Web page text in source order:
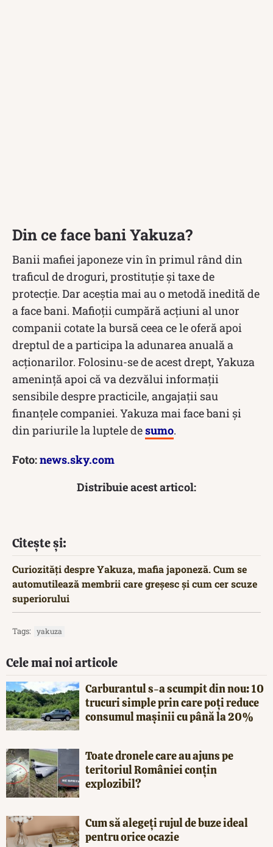
Din ce face bani Yakuza?
Banii mafiei japoneze vin în primul rând din
traficul de droguri, prostituție și taxe de
protecție. Dar aceștia mai au o metodă inedită de
a face bani. Mafioții cumpără acțiuni al unor
companii cotate la bursă ceea ce le oferă apoi
dreptul de a participa la adunarea anuală a
acționarilor. Folosinu-se de acest drept, Yakuza
amenință apoi că va dezvălui informații
sensibile despre practicile, angajații sau
finanțele companiei. Yakuza mai face bani și
din pariurile la luptele desumo.
Foto:news.sky.com
Distribuie acest articol:
Citește și:
Curiozități despre Yakuza, mafia japoneză. Cum se
automutilează membrii care greșesc și cum cer scuze
superiorului
Tags: yakuza
Cele mai noi articole
Carburantul s-a scumpit din nou: 10
trucuri simple prin care poți reduce
consumul mașinii cu până la 20%
Toate dronele care au ajuns pe
teritoriul României conțin
explozibil?
Cum să alegeți rujul de buze ideal
pentru orice ocazie